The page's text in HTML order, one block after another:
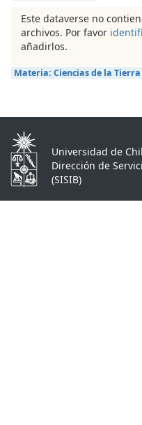
Este dataverse no
archivos. Por favor
añadirlos.
Materia: Ciencias de la
Universidad de
Dirección de
(SISIB)